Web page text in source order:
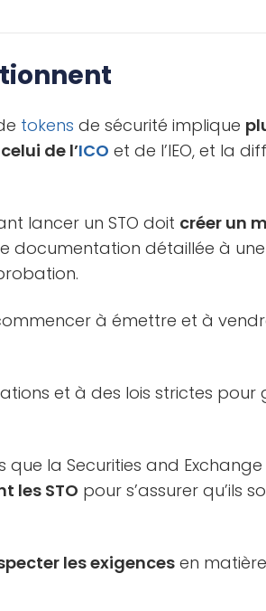
tokens de sécurité implique
de l’ICO et de l’IEO, et la
lancer un STO doit créer un
documentation détaillée à
à émettre et à
et à des lois strictes pour
la Securities and Exchange
les STO pour s’assurer qu’ils
les exigencesen